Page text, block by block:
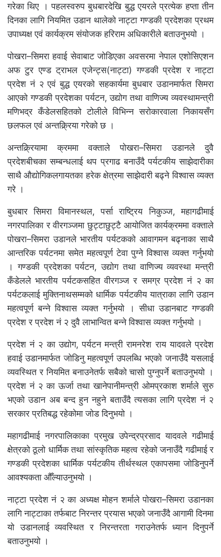
गरेका थिए । पहलस्वरुप बुधबारदेखि बुद्ध एयरले प्रत्येक हप्ता तीन
दिनका लागि नियमित उडान थालेको नाट्टा गण्डकी प्रदेशका प्रथम
उपाध्यक्ष एवं कार्यक्रम संयोजक हरिराम अधिकारीले बताउनुभयो ।
पोखरा–सिमरा हवाई सेवाबाट जोडिएका अवसरमा नेपाल एशोसिएशन
अफ टुर एण्ड ट्राभल एजेन्ट्स(नाट्टा) गण्डकी प्रदेश र नाट्टा
प्रदेश नं २ एवं बुद्ध एयरको सहकार्यमा बुधबार उडानमार्फत सिमरा
आएको गण्डकी प्रदेशका पर्यटन, उद्योग तथा वाणिज्य व्यवस्थामन्त्री
मणिभद्र कँडेलसहितको टोलीले विभिन्न सरोकारवाला निकायसँग
छलफल एवं अन्तक्र्रिया गरेको छ ।
अन्तक्र्रियामा क्रममा वक्ताले पोखरा–सिमरा उडानले दुवै
प्रदेशबीचका सम्बन्धलाई थप प्रगाढ बनाउँदै पर्यटकीय साझेदारीका
साथै औद्योगिकलगायतका हरेक क्षेत्रमा साझेदारी बढ्ने विश्वास व्यक्त
गरे ।
बुधबार सिमरा विमानस्थल, पर्सा राष्ट्रिय निकुञ्ज, महागढीमाई
नगरपालिका र वीरगञ्जमा छुट्टाछुट्टै आयोजित कार्यक्रममा वक्ताले
पोखरा–सिमरा उडानले भारतीय पर्यटकको आवागमन बढ्नाका साथै
आन्तरिक पर्यटनमा समेत महत्वपूर्ण टेवा पुग्ने विश्वास व्यक्त गर्नुभयो
। गण्डकी प्रदेशका पर्यटन, उद्योग तथा वाणिज्य व्यवस्था मन्त्री
कँडेलले भारतीय पर्यटकसहित वीरगञ्ज र समग्र प्रदेश नं २ का
पर्यटकलाई मुक्तिनाथसम्मको धार्मिक पर्यटकीय यात्राका लागि उडान
महत्वपूर्ण बन्ने विश्वास व्यक्त गर्नुभयो । सीधा उडानबाट गण्डकी
प्रदेश र प्रदेश नं २ दुवै लाभान्वित बन्ने विश्वास व्यक्त गर्नुभयो ।
प्रदेश नं २ का उद्योग, पर्यटन मन्त्री रामनरेश राय यादवले प्रदेश
हवाई उडानमार्फत जोडिनु महत्वपूर्ण उपलब्धि भएको जनाउँदै यसलाई
व्यवस्थित र नियमित बनाउनेतर्फ सबैको चासो पुग्नुपर्ने बताउनुभयो ।
प्रदेश नं २ का ऊर्जा तथा खानेपानीमन्त्री ओमप्रकाश शर्माले सुरु
भएको उडान अब बन्द हुन नहुने बताउँदै त्यसका लागि प्रदेश नं २
सरकार प्रतिबद्ध रहेकोमा जोड दिनुभयो ।
महागढीमाई नगरपालिकाका प्रमुख उपेन्द्रप्रसाद यादवले गढीमाई
क्षेत्रको ठूलो धार्मिक तथा सांस्कृतिक महत्व रहेको जनाउँदै गढीमाई र
गण्डकी प्रदेशका धार्मिक पर्यटकीय तीर्थस्थल एकापसमा जोडिनुपर्ने
आवश्यकता औँल्याउनुभयो ।
नाट्टा प्रदेश नं २ का अध्यक्ष मोहन शर्माले पोखरा–सिमरा उडानका
लागि नाट्टाका तर्फबाट निरन्तर प्रयास भएको जनाउँदै आगामी दिनमा
यो उडानलाई व्यवस्थित र निरन्तरता गराउनेतर्फ ध्यान दिनुपर्ने
बताउनुभयो ।